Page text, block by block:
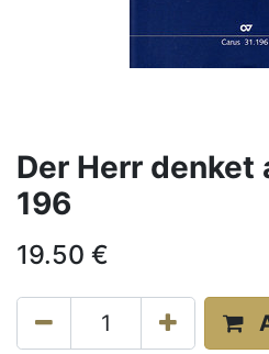
Der Herr denket
196
19.50 €